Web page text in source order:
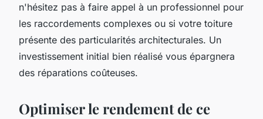
n'hésitez pas à faire appel à un professionnel pour
les raccordements complexes ou si votre toiture
présente des particularités architecturales. Un
investissement initial bien réalisé vous épargnera
des réparations coûteuses.
Optimiser le rendement de ce